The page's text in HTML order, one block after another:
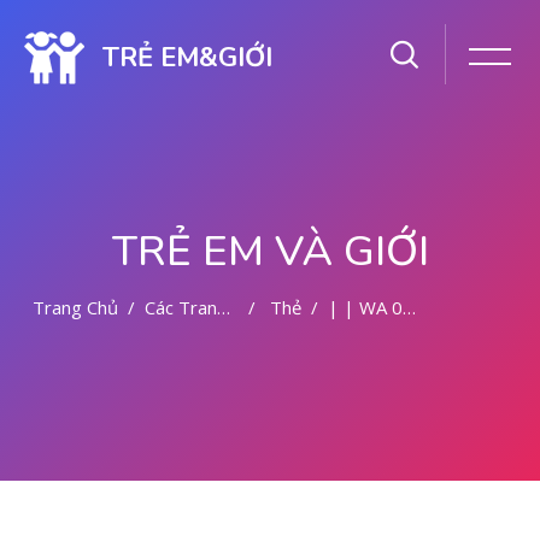
TRẺ EM&GIỚI
TRẺ EM VÀ GIỚI
Trang Chủ Các Trang Của Hệ Thống Thẻ | | WA 082281779727 | | LOKASI ABORSI DI MALANG